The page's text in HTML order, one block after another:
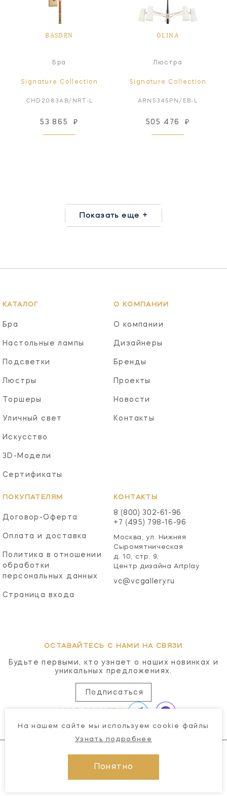
BASDEN
Бра
Signature Collection
CHD2083AB/NRT-L
53 865 ₽
OLINA
Люстра
Signature Collection
ARN5345PN/EB-L
505 476 ₽
Показать еще +
КАТАЛОГ
Бра
Настольные лампы
Подсветки
Люстры
Торшеры
Уличный свет
Искусство
3D-Модели
Сертификаты
О КОМПАНИИ
О компании
Дизайнеры
Бренды
Проекты
Новости
Контакты
ПОКУПАТЕЛЯМ
Договор-Оферта
Оплата и доставка
Политика в отношении
обработки
персональных данных
Страница входа
КОНТАКТЫ
8 (800) 302-61-96
+7 (495) 798-16-96
Москва, ул. Нижняя
Сыромятническая
д. 10, стр. 9,
Центр дизайна Artplay
vc@vcgallery.ru
ОСТАВАЙТЕСЬ С НАМИ НА СВЯЗИ
Будьте первыми, кто узнает о наших новинках и
уникальных предложениях.
Подписаться
© 2026 Visual Comfort Gallery
На нашем сайте мы используем cookie файлы
Узнать подробнее
Понятно